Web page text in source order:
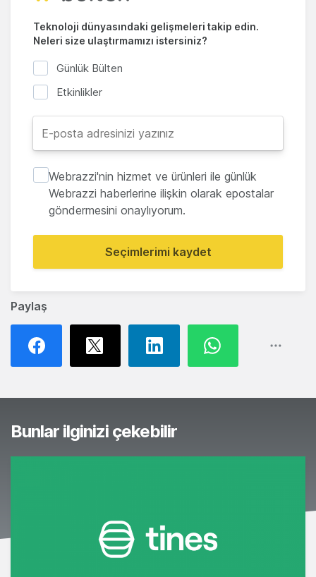
Paylaş
Teknoloji dünyasındaki gelişmeleri takip edin.
Neleri size ulaştırmamızı istersiniz?
Günlük Bülten
Etkinlikler
Webrazzi'nin hizmet ve ürünleri ile günlük
Webrazzi haberlerine ilişkin olarak epostalar
göndermesini onaylıyorum.
Seçimlerimi kaydet
Bunlar ilginizi çekebilir